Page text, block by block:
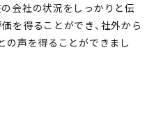
会社の状況をしっかりと伝
を得ることができ、社外から
の声を得ることができまし